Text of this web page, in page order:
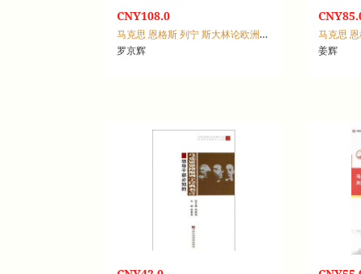
CNY108.0
马克思 恩格斯 列宁 斯大林论欧洲文明
罗京辉
姜辉